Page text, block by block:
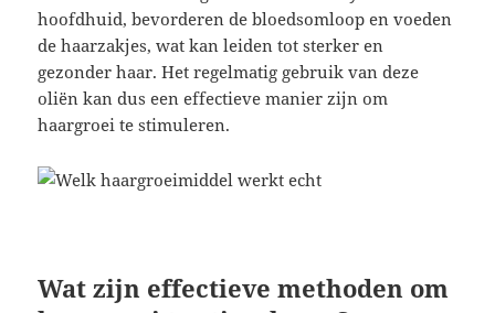
hoofdhuid, bevorderen de bloedsomloop en voeden
de haarzakjes, wat kan leiden tot sterker en
gezonder haar. Het regelmatig gebruik van deze
oliën kan dus een effectieve manier zijn om
haargroei te stimuleren.
Wat zijn effectieve methoden om